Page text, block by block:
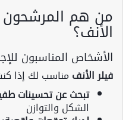
من هم المرشحون
الأنف؟
الأشخاص المناسبون
فيلر الأنفمناسب لك إذا
تبحث عن تحسينات
الشكل والتوازن